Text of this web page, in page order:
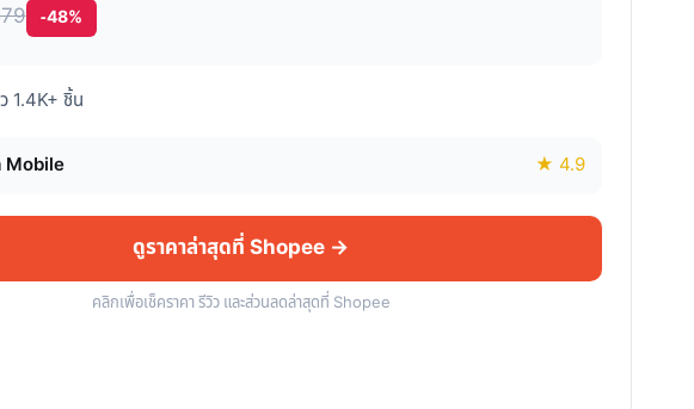
-48%
1.4K+ ชิ้น
Mobile ★ 4.9
ดูราคาล่าสุดที่ Shopee →
คลิกเพื่อเช็คราคา รีวิว และส่วนลดล่าสุดที่ Shopee